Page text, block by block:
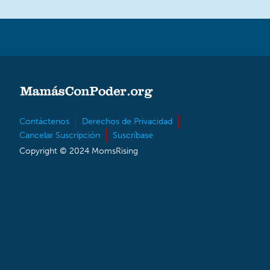
Contáctenos
Derechos de Privacidad
Cancelar Suscripción
Suscríbase
Copyright © 2024 MomsRising